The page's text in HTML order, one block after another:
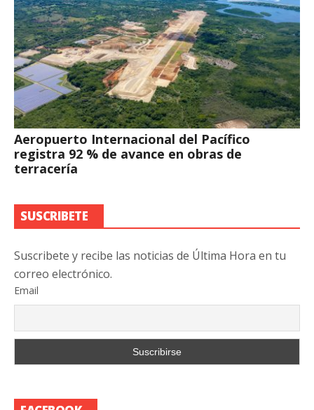
Aeropuerto Internacional del Pacífico
registra 92 % de avance en obras de
terracería
SUSCRIBETE
Suscribete y recibe las noticias de Última Hora en tu
correo electrónico.
Email